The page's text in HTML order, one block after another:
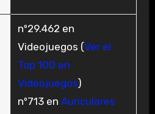
nº29.462 en
Videojuegos (Ver el
Top 100 en
Videojuegos)
nº713 en Auriculares